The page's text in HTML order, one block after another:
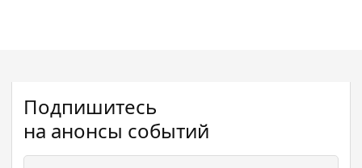
Подпишитесь
на анонсы событий